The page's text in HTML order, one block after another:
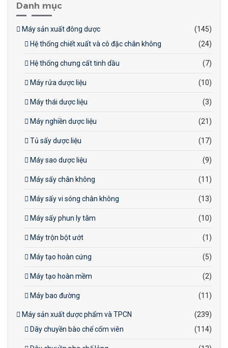
Danh mục
Máy sản xuất đông dược
(145)
Hệ thống chiết xuất và cô đặc chân không
(24)
Hệ thống chưng cất tinh dầu (7)
Máy rửa dược liệu (10)
Máy thái dược liệu (3)
Máy nghiền dược liệu (21)
Tủ sấy dược liệu (17)
Máy sao dược liệu (9)
Máy sấy chân không (11)
Máy sấy vi sóng chân không (13)
Máy sấy phun ly tâm (10)
Máy trộn bột ướt (1)
Máy tạo hoàn cứng (5)
Máy tạo hoàn mềm (2)
Máy bao đường (11)
Máy sản xuất dược phẩm và TPCN
(239)
Dây chuyền bào chế cốm viên
(114)